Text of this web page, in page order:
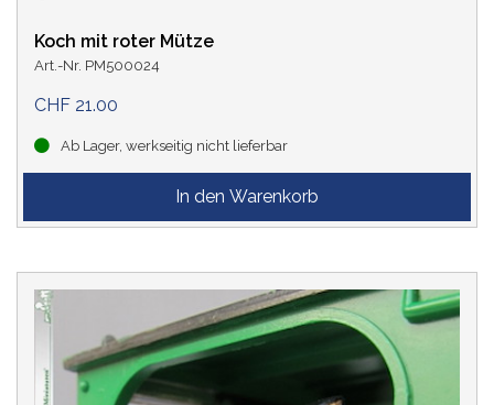
Koch mit roter Mütze
Art.-Nr. PM500024
CHF 21.00
Ab Lager, werkseitig nicht lieferbar